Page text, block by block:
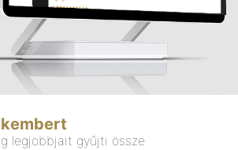
legjobbjait gyűjti össze